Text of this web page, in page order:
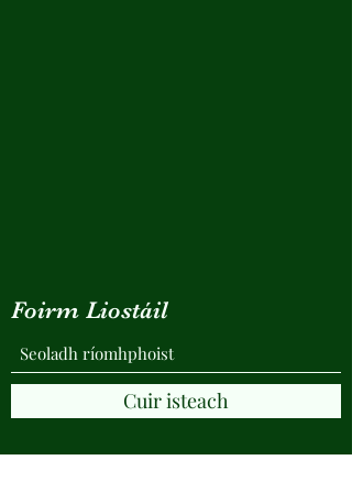
Foirm Liostáil
Cuir isteach